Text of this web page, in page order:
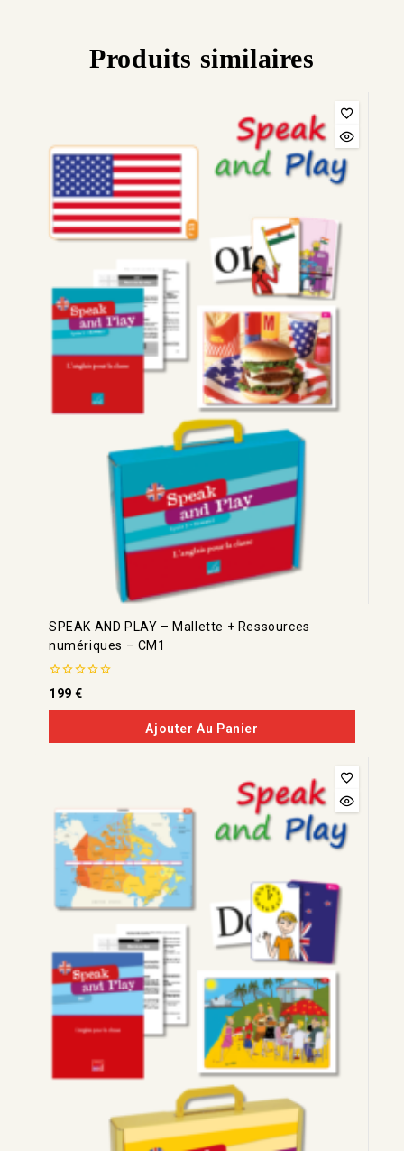
Produits similaires
SPEAK AND PLAY – Mallette + Ressources
numériques – CM1
0
de
5
199€
Ajouter Au Panier